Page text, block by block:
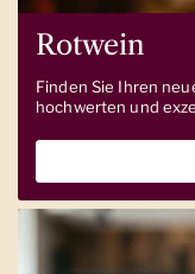
Rotwein
Finden Sie Ihren
hochwerten und